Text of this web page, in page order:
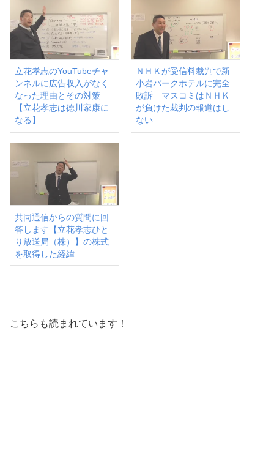
立花孝志のYouTubeチャ
ンネルに広告収入がなく
なった理由とその対策
【立花孝志は徳川家康に
なる】
ＮＨＫが受信料裁判で新
小岩パークホテルに完全
敗訴 マスコミはＮＨＫ
が負けた裁判の報道はし
ない
共同通信からの質問に回
答します【立花孝志ひと
り放送局（株）】の株式
を取得した経緯
こちらも読まれています！